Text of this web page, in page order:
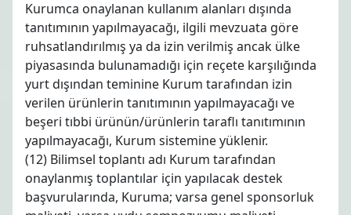
Kurumca onaylanan kullanım alanları dışında
tanıtımının yapılmayacağı, ilgili mevzuata göre
ruhsatlandırılmış ya da izin verilmiş ancak ülke
piyasasında bulunamadığı için reçete karşılığında
yurt dışından teminine Kurum tarafından izin
verilen ürünlerin tanıtımının yapılmayacağı ve
beşeri tıbbi ürünün/ürünlerin taraflı tanıtımının
yapılmayacağı, Kurum sistemine yüklenir.
(12) Bilimsel toplantı adı Kurum tarafından
onaylanmış toplantılar için yapılacak destek
başvurularında, Kuruma; varsa genel sponsorluk